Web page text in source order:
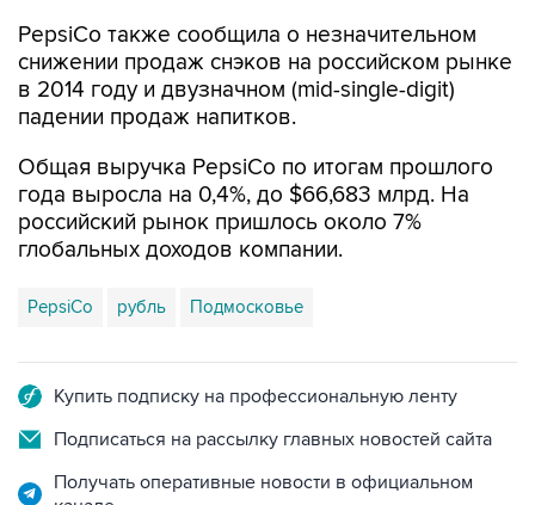
PepsiCo также сообщила о незначительном
снижении продаж снэков на российском рынке
в 2014 году и двузначном (mid-single-digit)
падении продаж напитков.
Общая выручка PepsiCo по итогам прошлого
года выросла на 0,4%, до $66,683 млрд. На
российский рынок пришлось около 7%
глобальных доходов компании.
PepsiCo рубль Подмосковье
Купить подписку на профессиональную ленту
Подписаться на рассылку главных новостей сайта
Получать оперативные новости в официальном